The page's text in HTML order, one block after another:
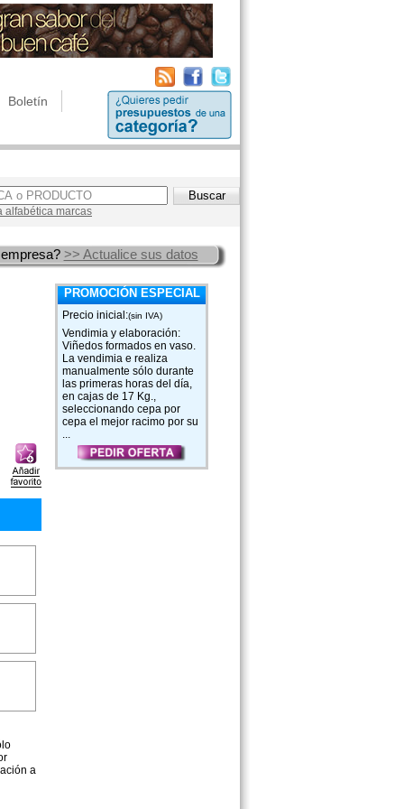
Boletín
alfabética marcas
>> Actualice sus datos
a
PROMOCIÓN ESPECIAL
Precio inicial:(sin IVA)
Vendimia y elaboración:
Viñedos formados en vaso.
La vendimia e realiza
manualmente sólo durante
las primeras horas del día,
en cajas de 17 Kg.,
seleccionando cepa por
cepa el mejor racimo por su
...